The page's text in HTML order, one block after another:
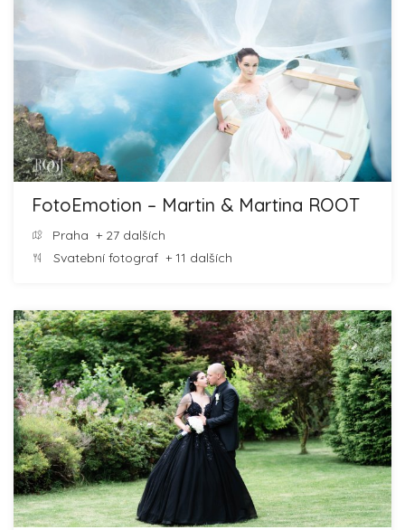
FotoEmotion – Martin & Martina ROOT
Praha + 27 dalších
Svatební fotograf + 11 dalších